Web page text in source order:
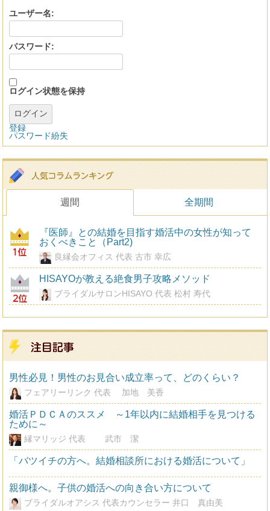
ユーザー名:
パスワード:
ログイン状態を保持
ログイン
登録
パスワード紛失
週間 全期間
『医師』との結婚を目指す婚活中の女性が知って
おくべきこと（Part2)
良縁会オフィス 代表 古市 幸広
HISAYOが教える絶食男子攻略メソッド
ブライダルサロンHISAYO 代表 松村 寿代
男性必見！男性のお見合い成立率って、どのくらい？
フェアリーリンク 代表 加地 美香
婚活ＰＤＣＡのススメ ～1年以内に結婚相手を見つける
ために～
縁マリッジ 代表 武市 潔
「バツイチの方へ。結婚相談所における婚活について」
親御様へ。子供の婚活への向き合い方について
ブライダルオアシス 代表カウンセラー 井口 真由美